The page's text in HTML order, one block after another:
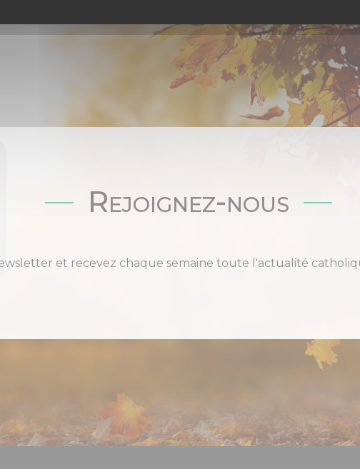
Rejoignez-nous
et recevez chaque semaine toute l'actualité